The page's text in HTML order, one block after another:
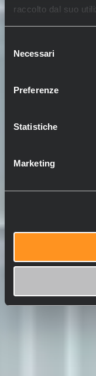
raccolto dal suo
delNecessari
Preferenze
Statistiche
Marketing